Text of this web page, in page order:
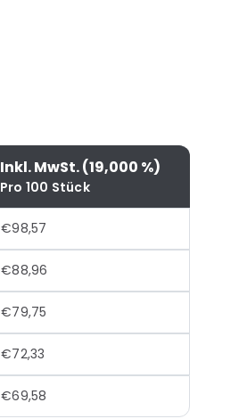
Inkl. MwSt. (19,000 %)
Pro 100 Stück
€98,57
€88,96
€79,75
€72,33
€69,58